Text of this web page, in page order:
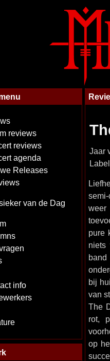
reviews
reviews
agenda
Releases
van de Dag
info
Jaar
pure
niets
bij
van
The
rot,
op